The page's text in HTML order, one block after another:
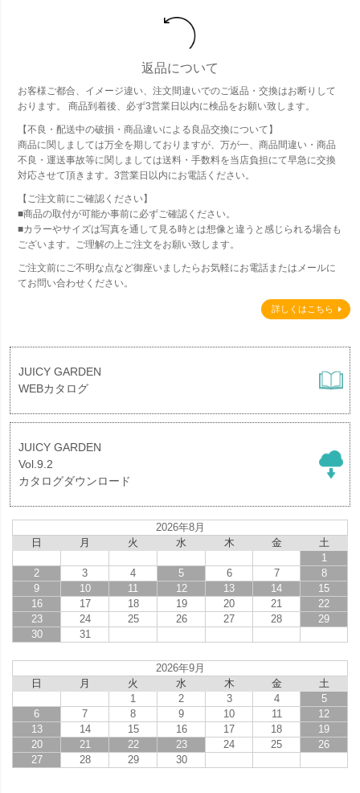
返品について
お客様ご都合、イメージ違い、注文間違いでのご返品・交換はお断りして
おります。 商品到着後、必ず3営業日以内に検品をお願い致します。
【不良・配送中の破損・商品違いによる良品交換について】
商品に関しましては万全を期しておりますが、万が一、商品間違い・商品
不良・運送事故等に関しましては送料・手数料を当店負担にて早急に交換
対応させて頂きます。3営業日以内にお電話ください。
【ご注文前にご確認ください】
■商品の取付が可能か事前に必ずご確認ください。
■カラーやサイズは写真を通して見る時とは想像と違うと感じられる場合も
ございます。ご理解の上ご注文をお願い致します。
ご注文前にご不明な点など御座いましたらお気軽にお電話またはメールに
てお問い合わせください。
詳しくはこちら
JUICY GARDEN
WEBカタログ
JUICY GARDEN
Vol.9.2
カタログダウンロード
2026年8月
日
月 火 水 木 金
土
1
2
3 4 5 6 7
8
9
10 11 12 13 14
15
16
17 18 19 20 21
22
23
24 25 26 27 28
29
30
31
2026年9月
日
月 火 水 木 金
土
1
2 3 4
5
6
7 8 9 10 11
12
13
14 15 16 17 18
19
20
21 22 23 24 25
26
27
28 29 30